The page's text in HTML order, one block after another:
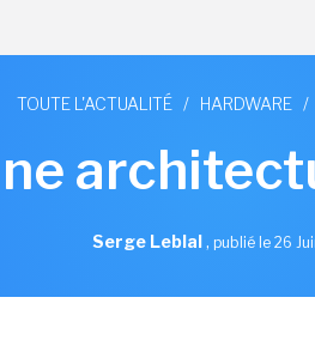
TOUTE L'ACTUALITÉ / HARDWARE /
Serge Leblal, publié le 26